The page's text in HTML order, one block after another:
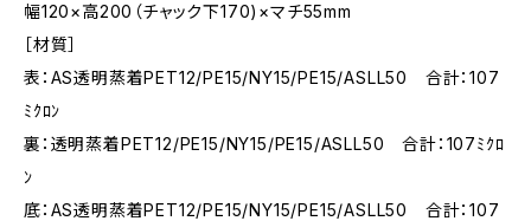
幅120×高200（チャック下170)×マチ55mm
［材質］
表：AS透明蒸着PET12/PE15/NY15/PE15/ASLL50 合計：107
ﾐｸﾛﾝ
裏：透明蒸着PET12/PE15/NY15/PE15/ASLL50 合計：107ﾐｸﾛ
ﾝ
底：AS透明蒸着PET12/PE15/NY15/PE15/ASLL50 合計：107